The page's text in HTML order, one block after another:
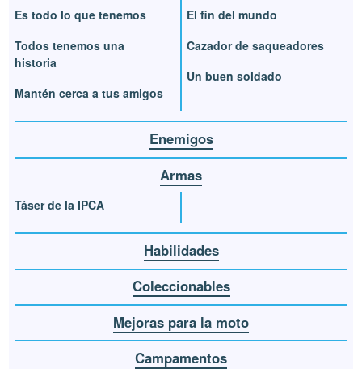
Es todo lo que tenemos
Todos tenemos una
historia
Mantén cerca a tus amigos
El fin del mundo
Cazador de saqueadores
Un buen soldado
Enemigos
Armas
Táser de la IPCA
Habilidades
Coleccionables
Mejoras para la moto
Campamentos